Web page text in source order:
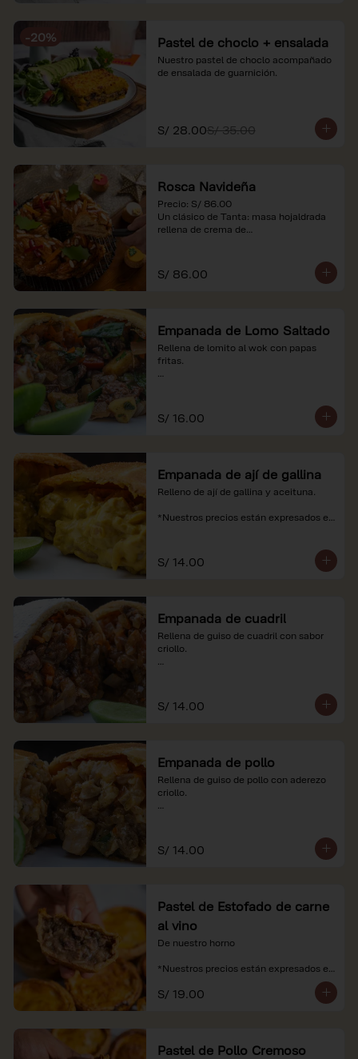
-20% Pastel de choclo + ensalada
Nuestro pastel de choclo acompañado
de ensalada de guarnición.
S/ 28.00S/ 35.00
Rosca Navideña
Precio: S/ 86.00
Un clásico de Tanta: masa hojaldrada
rellena de crema de
*Nuestros precios están expresados en
soles e incluyen impuestos de ley y
S/ 86.00
Empanada de Lomo Saltado
Rellena de lomito al wok con papas
fritas.
S/ 16.00
Empanada de ají de gallina
Relleno de ají de gallina y aceituna.
*Nuestros precios están expresados en
S/ 14.00
Empanada de cuadril
Rellena de guiso de cuadril con sabor
criollo.
S/ 14.00
Empanada de pollo
Rellena de guiso de pollo con aderezo
criollo.
S/ 14.00
Pastel de Estofado de carne
al vino
De nuestro horno
*Nuestros precios están expresados en
recargo al consumo.
S/ 19.00
Pastel de Pollo Cremoso